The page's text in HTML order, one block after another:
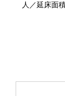
人／延床面